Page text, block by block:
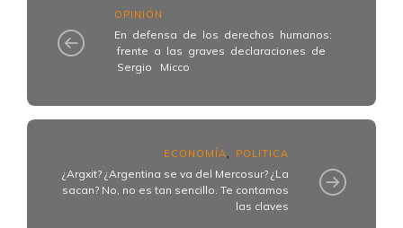
OPINIÓN
En defensa de los derechos humanos:
frente a las graves declaraciones de
Sergio Micco
ECONOMÍA POLITICA
¿Argxit? ¿Argentina se va del Mercosur? ¿La
sacan? No, no es tan sencillo. Te contamos
las claves